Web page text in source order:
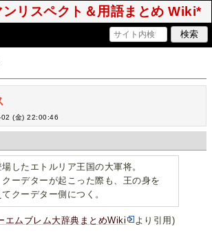
ンリスペクト＆用語まとめ Wiki*
(金) 22:00:46
したエトルリア王国の大軍将。
ーデターが起こった際も、王の身を
クーデター側につく。
エムブレム大辞典まとめWiki より引用)